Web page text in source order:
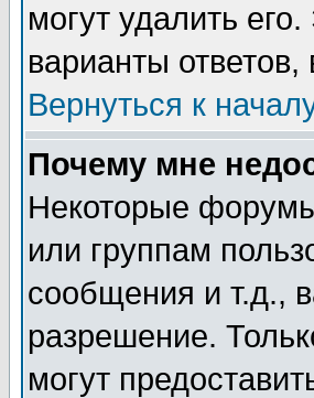
могут удалить
варианты
Вернуться к
Почему мне
Некоторые
или группам
сообщения и т.д.,
разрешение.
могут